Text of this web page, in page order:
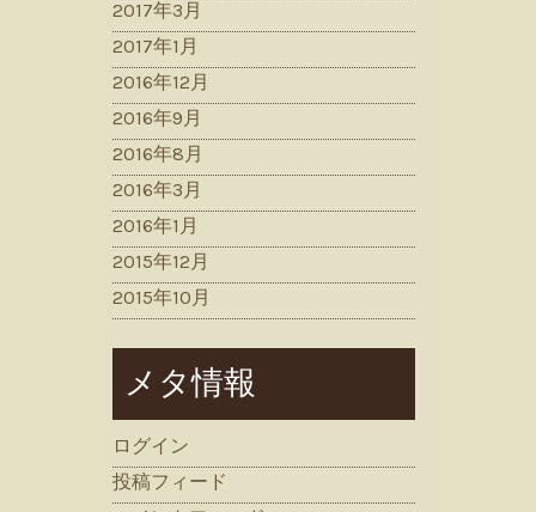
2017年3月
2017年1月
2016年12月
2016年9月
2016年8月
2016年3月
2016年1月
2015年12月
2015年10月
メタ情報
ログイン
投稿フィード